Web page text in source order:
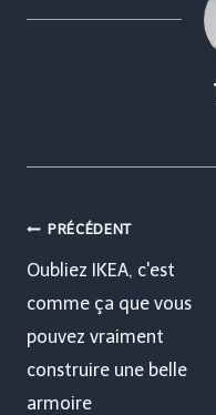
Navigation
de
l’article
PRÉCÉDENT
Oubliez IKEA, c'est
comme ça que vous
pouvez vraiment
construire une belle
armoire